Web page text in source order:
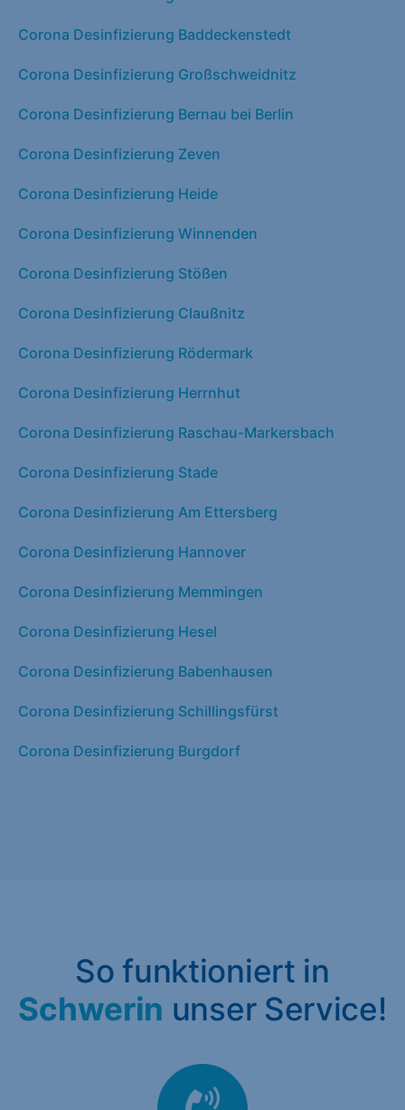
Corona Desinfizierung Baddeckenstedt
Corona Desinfizierung Großschweidnitz
Corona Desinfizierung Bernau bei Berlin
Corona Desinfizierung Zeven
Corona Desinfizierung Heide
Corona Desinfizierung Winnenden
Corona Desinfizierung Stößen
Corona Desinfizierung Claußnitz
Corona Desinfizierung Rödermark
Corona Desinfizierung Herrnhut
Corona Desinfizierung Raschau-Markersbach
Corona Desinfizierung Stade
Corona Desinfizierung Am Ettersberg
Corona Desinfizierung Hannover
Corona Desinfizierung Memmingen
Corona Desinfizierung Hesel
Corona Desinfizierung Babenhausen
Corona Desinfizierung Schillingsfürst
Corona Desinfizierung Burgdorf
So funktioniert in
Schwerin unser Service!